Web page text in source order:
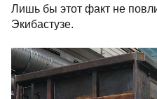
Лишь бы этот факт не
Экибастузе.